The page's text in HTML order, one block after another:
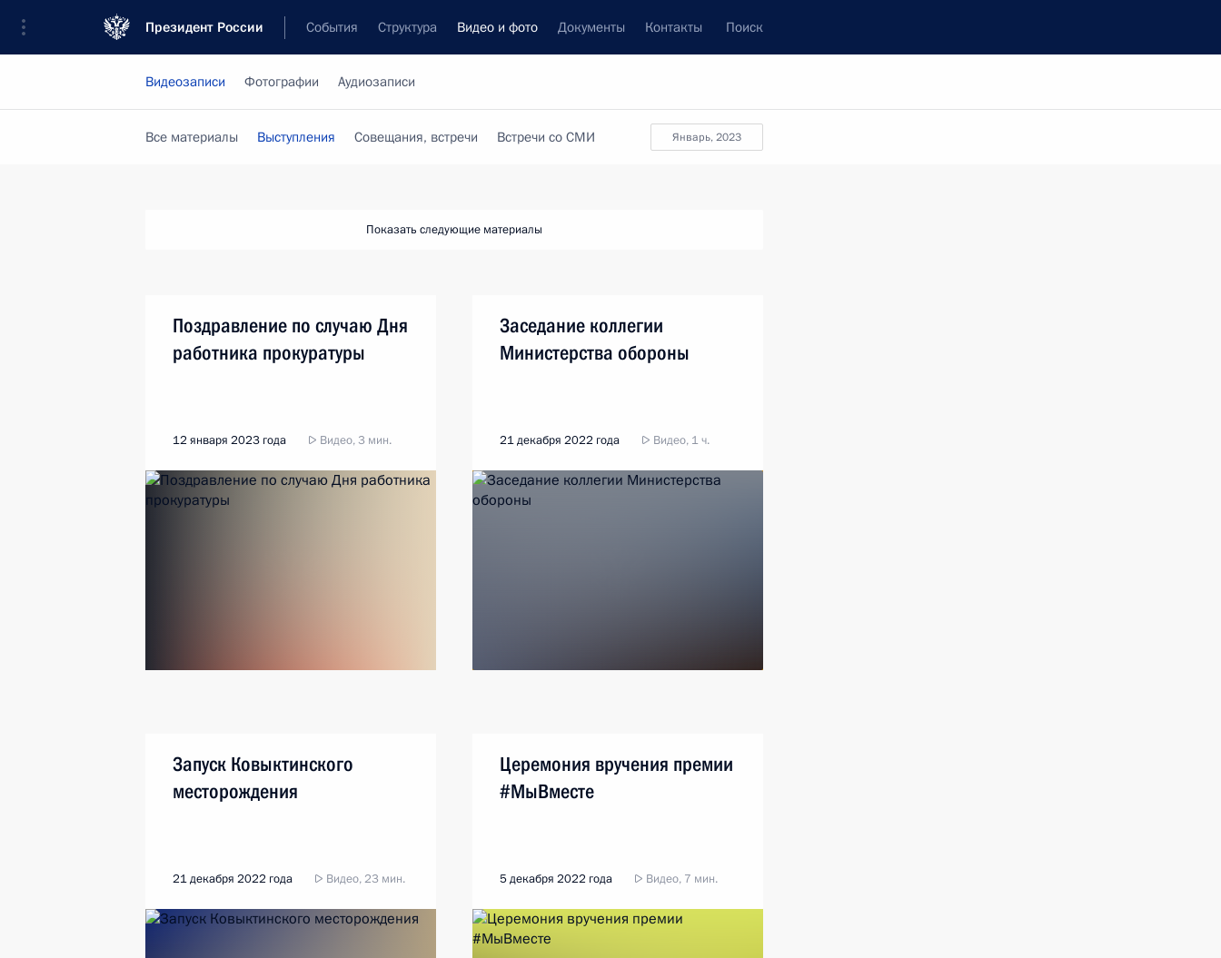
Президент России События Структура Видео и фото Документы Контакты Поиск
Видеозаписи Фотографии Аудиозаписи
январь, 2023
Все материалы Выступления Совещания, встречи Встречи со СМИ
Показать следующие материалы
Поздравление по случаю Дня
работника прокуратуры
12 января 2023 года Видео, 3 мин.
Заседание коллегии
Министерства обороны
21 декабря 2022 года Видео, 1 ч.
Запуск Ковыктинского
месторождения
21 декабря 2022 года Видео, 23 мин.
Церемония вручения премии
#МыВместе
5 декабря 2022 года Видео, 7 мин.